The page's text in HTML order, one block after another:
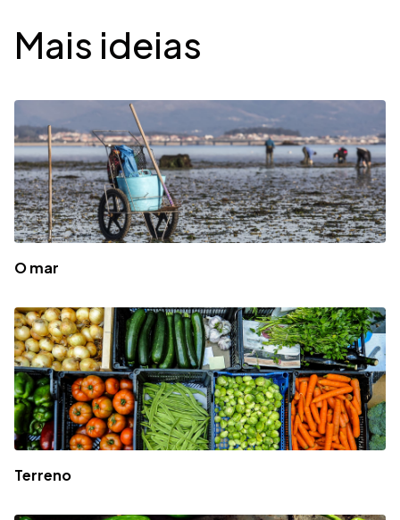
Mais ideias
O mar
Terreno